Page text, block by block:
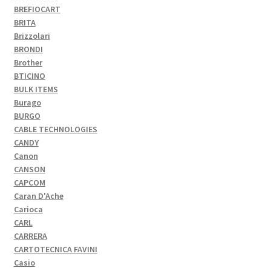
BREFIOCART
BRITA
Brizzolari
BRONDI
Brother
BTICINO
BULK ITEMS
Burago
BURGO
CABLE TECHNOLOGIES
CANDY
Canon
CANSON
CAPCOM
Caran D'Ache
Carioca
CARL
CARRERA
CARTOTECNICA FAVINI
Casio